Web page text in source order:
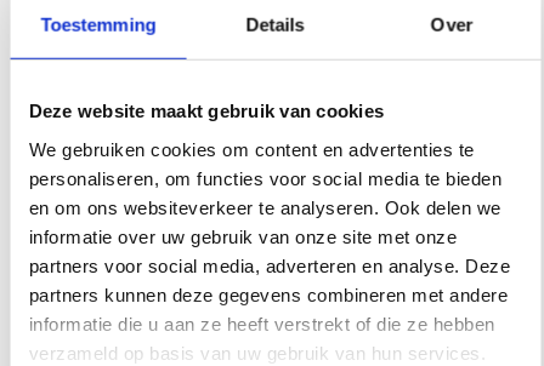
Toestemming Details Over
Deze website maakt gebruik van cookies
We gebruiken cookies om content en advertenties te
personaliseren, om functies voor social media te bieden
en om ons websiteverkeer te analyseren. Ook delen we
informatie over uw gebruik van onze site met onze
partners voor social media, adverteren en analyse. Deze
partners kunnen deze gegevens combineren met andere
informatie die u aan ze heeft verstrekt of die ze hebben
verzameld op basis van uw gebruik van hun services.
future.
forward to (re)connecting “in real life” at Money20/20.
Colleagues of the coeo offices from all over Europe will be
present in Amsterdam on the 7th, 8th and 9th of June, with
their own booth to discuss credit management and the
possibilities of debt collection services within the
ecosystem – while enjoying a cup of coffee.
It promises to be an inspiring event where ideas are